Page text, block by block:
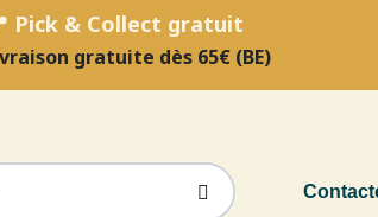
Pick & Collect gratuit
gratuite dès 65€ (BE)